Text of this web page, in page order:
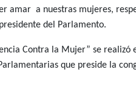
amar a nuestras mujeres,
del Parlamento.
Contra la Mujer” se realizó
que preside la